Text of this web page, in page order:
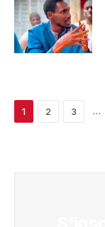
1 2 3 …